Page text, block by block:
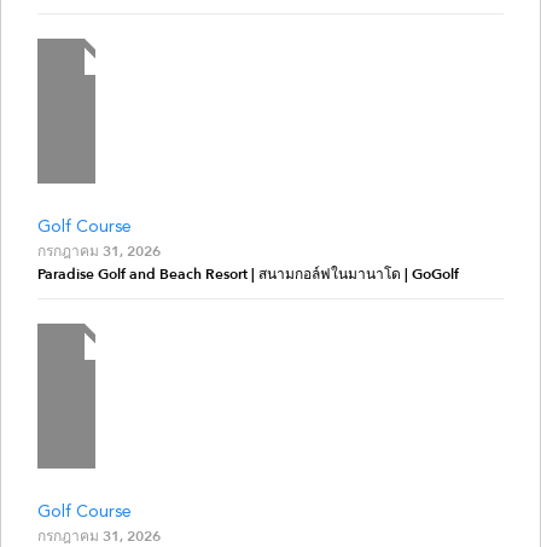
Golf Course
กรกฎาคม 31, 2026
Paradise Golf and Beach Resort | สนามกอล์ฟในมานาโด | GoGolf
Golf Course
กรกฎาคม 31, 2026